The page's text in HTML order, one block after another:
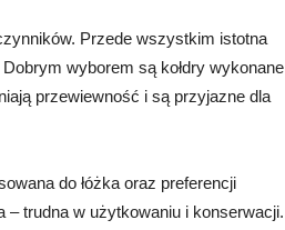
Przede wszystkim istotna
wyborem są kołdry wykonane
przewiewność i są przyjazne dla
do łóżka oraz preferencji
– trudna w użytkowaniu i konserwacji.